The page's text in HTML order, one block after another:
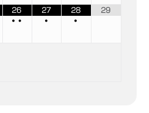
26
••
27
•
28
•
29